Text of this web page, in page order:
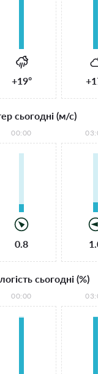
+19°
сьогодні (м/с)
00:00
0.8
сьогодні (%)
00:00